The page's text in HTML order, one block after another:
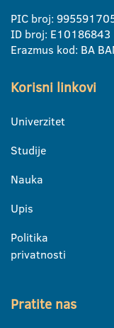
PIC broj:
ID broj: E10186843
Erazmus kod: BA
Korisni linkovi
Univerzitet
Studije
Nauka
Upis
Politika
privatnosti
Pratite nas